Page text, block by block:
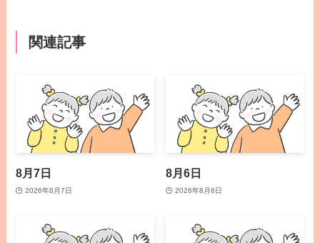
関連記事
8月7日
2026年8月7日
8月6日
2026年8月6日